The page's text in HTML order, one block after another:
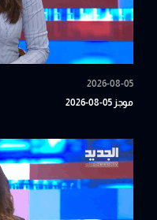
2026-08-05
موجز 05-08-2026